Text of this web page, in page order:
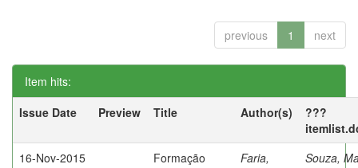
previous 1 next
Item hits:
Issue Date
Preview Title Author(s)
???
16-Nov-2015
Formação
Faria,
Souza,